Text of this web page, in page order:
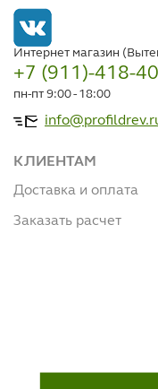
Интернет магазин
+7 (911)-418-
пн-пт 9:00 - 18:00
КЛИЕНТАМ
Доставка и оплата
Заказать расчет